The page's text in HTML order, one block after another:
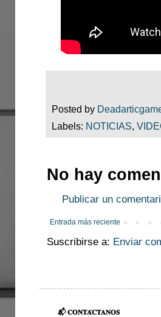
Posted by
Labels: NOTICIAS,
No hay
Publicar un
Entrada más reciente
Suscribirse a: Enviar
📬 𝐂𝐎𝐍𝐓𝐀́𝐂𝐓𝐀𝐍𝐎𝐒